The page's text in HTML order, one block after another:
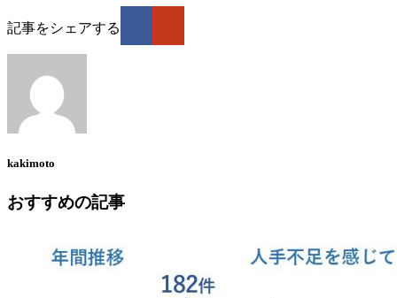
記事をシェアする
kakimoto
おすすめの記事